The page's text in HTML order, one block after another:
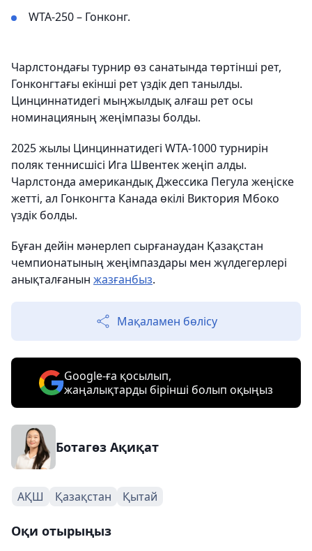
WTA-250 – Гонконг.
Чарлстондағы турнир өз санатында төртінші рет,
Гонконгтағы екінші рет үздік деп танылды.
Цинциннатидегі мыңжылдық алғаш рет осы
номинацияның жеңімпазы болды.
2025 жылы Цинциннатидегі WTA-1000 турнирін
поляк теннисшісі Ига Швентек жеңіп алды.
Чарлстонда американдық Джессика Пегула жеңіске
жетті, ал Гонконгта Канада өкілі Виктория Мбоко
үздік болды.
Бұған дейін мәнерлеп сырғанаудан Қазақстан
чемпионатының жеңімпаздары мен жүлдегерлері
анықталғанын жазғанбыз.
Мақаламен бөлісу
Google-ға қосылып,
жаңалықтарды бірінші болып оқыңыз
Ботагөз Ақиқат
АҚШ Қазақстан Қытай
Оқи отырыңыз